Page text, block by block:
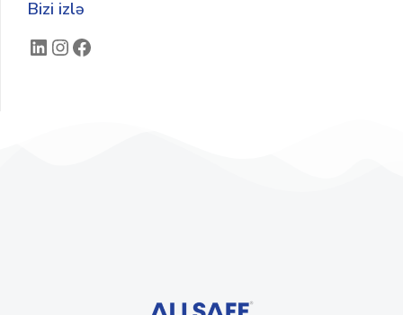
Bizi izlə